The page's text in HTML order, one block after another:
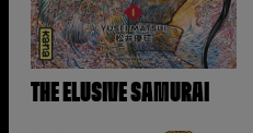
THE ELUSIVE SAMURAI